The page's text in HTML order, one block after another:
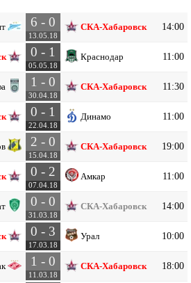
6 - 0
13.05.18
СКА-Хабаровск 14:00
0 - 1
05.05.18
Краснодар 11:00
1 - 0
30.04.18
СКА-Хабаровск 11:30
0 - 1
22.04.18
Динамо 11:00
2 - 0
15.04.18
СКА-Хабаровск 19:00
0 - 2
07.04.18
Амкар 11:00
0 - 0
31.03.18
СКА-Хабаровск 14:00
0 - 3
17.03.18
Урал 10:00
1 - 0
11.03.18
СКА-Хабаровск 18:00